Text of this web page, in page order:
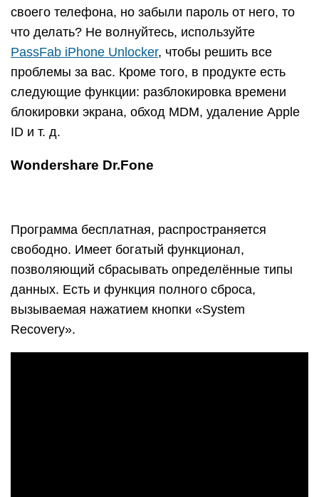
своего телефона, но забыли пароль от него, то
что делать? Не волнуйтесь, используйте
PassFab iPhone Unlocker, чтобы решить все
проблемы за вас. Кроме того, в продукте есть
следующие функции: разблокировка времени
блокировки экрана, обход MDM, удаление Apple
ID и т. д.
Wondershare Dr.Fone
Программа бесплатная, распространяется
свободно. Имеет богатый функционал,
позволяющий сбрасывать определённые типы
данных. Есть и функция полного сброса,
вызываемая нажатием кнопки «System
Recovery».